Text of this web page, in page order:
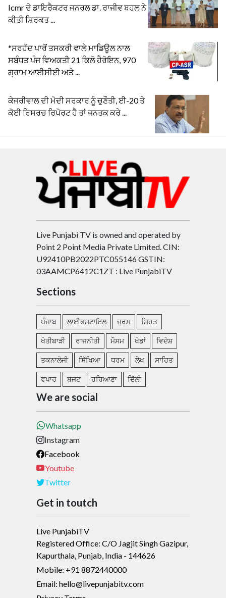
Icmr ਦੇ ਡਾਇਰੈਕਟਰ ਜਨਰਲ ਡਾ. ਰਾਜੀਵ ਬਹਲ ਨੇ
ਕੀਤੀ ਸ਼ਿਰਕਤ ...
*ਸਰਹੱਦ ਪਾਰੋਂ ਤਸਕਰੀ ਵਾਲੇ ਮਾਡਿਊਲ ਨਾਲ
ਸਬੰਧਤ ਪੰਜ ਵਿਅਕਤੀ 21 ਕਿਲੋ ਹੈਰੋਇਨ, 970
ਗ੍ਰਾਮ ਆਈਸੀਈ ਅਤੇ ...
ਕੇਜਰੀਵਾਲ ਦੀ ਮੋਦੀ ਸਰਕਾਰ ਨੂੰ ਚੁਣੌਤੀ, ਈ-20 ਤੇ
ਕੋਈ ਰਿਸਰਚ ਰਿਪੋਰਟ ਹੈ ਤਾਂ ਜਨਤਕ ਕਰੇ ...
Live Punjabi TV is owned and operated by
Point 2 Point Media Private Limited. CIN:
U92410PB2022PTC055146 GSTIN:
03AAMCP6412C1ZT : Live PunjabiTV
Sections
ਪੰਜਾਬ ਲਾਈਫਸਟਾਇਲ ਜੁਰਮ ਸਿਹਤ
ਖੇਤੀਬਾੜੀ ਰਾਜਨੀਤੀ ਮੌਸਮ ਖੇਡਾਂ ਵਿਦੇਸ਼
ਤਕਨਾਲੋਜੀ ਸਿੱਖਿਆ ਧਰਮ ਲੇਖ ਸਾਹਿਤ
ਵਪਾਰ ਬਜਟ ਹਰਿਆਣਾ ਦਿੱਲੀ
We are social
Whatsapp
Instagram
Facebook
Youtube
Twitter
Get in toutch
Live PunjabiTV
Registered Office: C/O Jagjit Singh Gazipur,
Kapurthala, Punjab, India - 144626
Mobile: +91 8872440000
Email: hello@livepunjabitv.com